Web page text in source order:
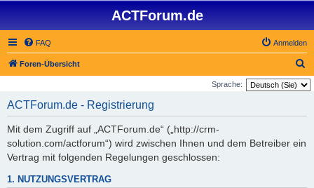
ACTForum.de
FAQ Anmelden
Foren-Übersicht
u
Sprache:
ACTForum.de - Registrierung
Mit dem Zugriff auf „ACTForum.de“ („http://crm-
solution.com/actforum“) wird zwischen Ihnen und dem Betreiber ein
Vertrag mit folgenden Regelungen geschlossen:
1. NUTZUNGSVERTRAG